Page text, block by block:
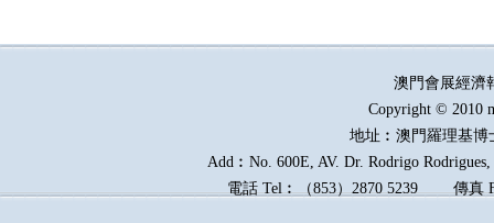
澳門會展經
Copyright © 2010
地址︰澳門羅理基博
Add︰No. 600E, AV. Dr. Rodrigo
電話 Tel︰（853）2870 5239傳真